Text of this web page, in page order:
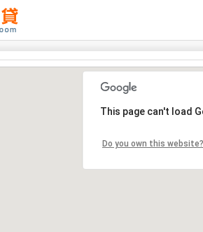
This page can't load
Do you own this website?